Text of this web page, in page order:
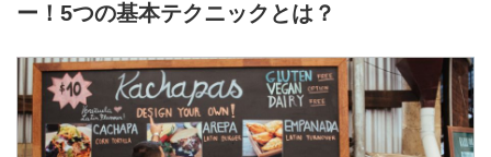
ー！5つの基本テクニックとは？